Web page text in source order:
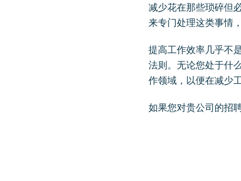
减少花在那些琐碎但
来专门处理这类事情
提高工作效率几乎不
法则。无论您处于什
作领域，以便在减少
如果您对贵公司的招